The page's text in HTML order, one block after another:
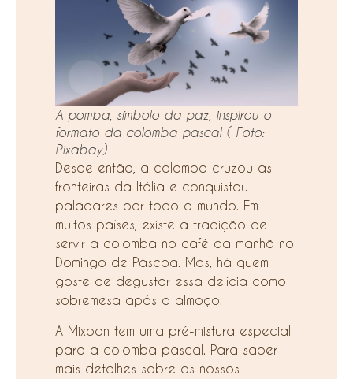
A pomba, símbolo da paz, inspirou o
formato da colomba pascal ( Foto:
Pixabay)
Desde então, a colomba cruzou as
fronteiras da Itália e conquistou
paladares por todo o mundo. Em
muitos países, existe a tradição de
servir a colomba no café da manhã no
Domingo de Páscoa. Mas, há quem
goste de degustar essa delícia como
sobremesa após o almoço.
A Mixpan tem uma pré-mistura especial
para a colomba pascal. Para saber
mais detalhes sobre os nossos